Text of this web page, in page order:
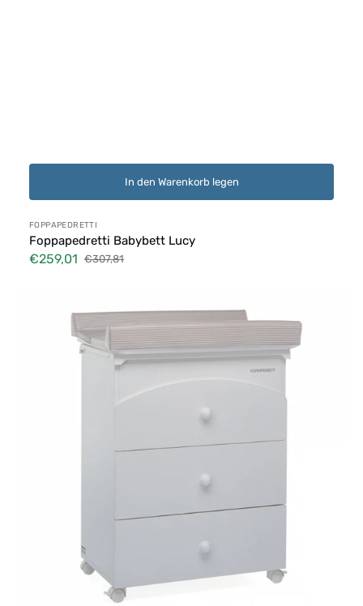
In den Warenkorb legen
Anbieter:
FOPPAPEDRETTI
Foppapedretti Babybett Lucy
Verkaufspreis
€259,01
Normaler
€307,81
Badewanne